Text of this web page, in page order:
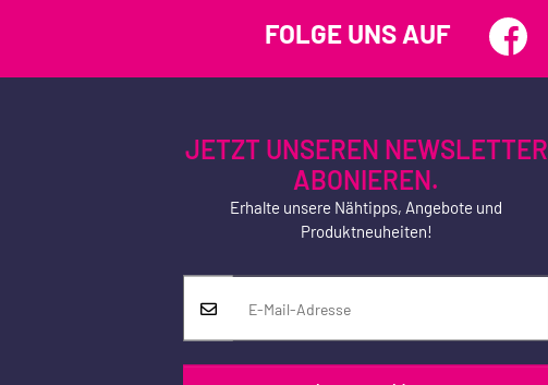
FOLGE UNS AUF
JETZT UNSEREN NEWSLETTER
ABONIEREN.
Erhalte unsere Nähtipps, Angebote und
Produktneuheiten!